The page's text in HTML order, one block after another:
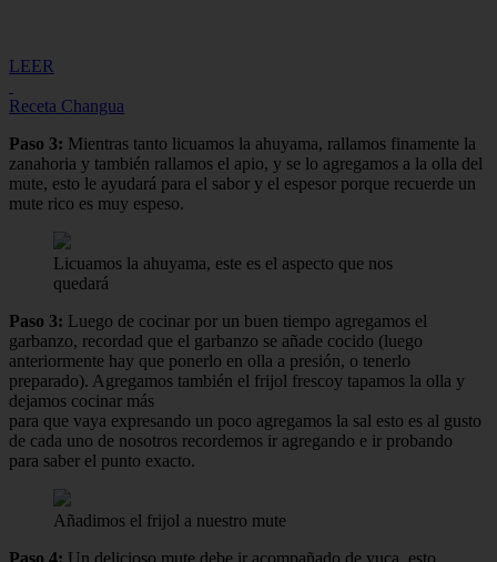
LEER
Receta Changua
Paso 3: Mientras tanto licuamos la ahuyama, rallamos finamente la
zanahoria y también rallamos el apio, y se lo agregamos a la olla del
mute, esto le ayudará para el sabor y el espesor porque recuerde un
mute rico es muy espeso.
Licuamos la ahuyama, este es el aspecto que nos
quedará
Paso 3: Luego de cocinar por un buen tiempo agregamos el
garbanzo, recordad que el garbanzo se añade cocido (luego
anteriormente hay que ponerlo en olla a presión, o tenerlo
preparado). Agregamos también el frijol frescoy tapamos la olla y
dejamos cocinar más
para que vaya expresando un poco agregamos la sal esto es al gusto
de cada uno de nosotros recordemos ir agregando e ir probando
para saber el punto exacto.
Añadimos el frijol a nuestro mute